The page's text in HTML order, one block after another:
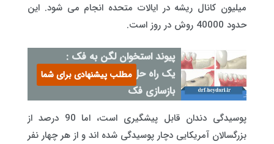
میلیون کانال ریشه در ایالات متحده انجام می شود. این
حدود 40000 روش در روز است.
پیوند استخوان لگن به فک :
یک راه حل کلیدی برای
بازسازی فک
مطلب پیشنهادی برای شما
پوسیدگی دندان قابل پیشگیری است، اما 90 درصد از
بزرگسالان آمریکایی دچار پوسیدگی شده اند و از هر چهار نفر